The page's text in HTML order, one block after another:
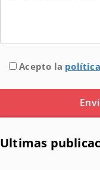
Acepto la
Ultimas